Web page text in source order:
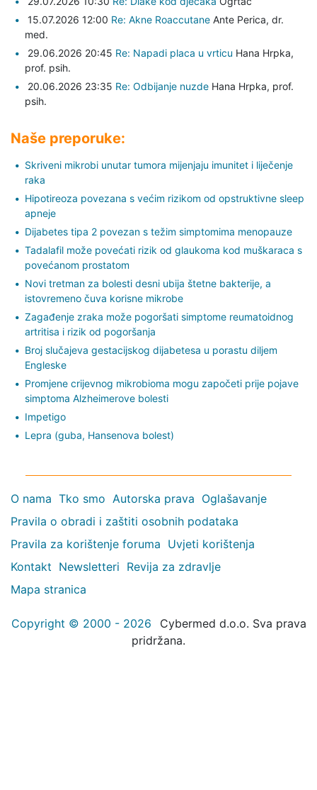
15.07.2026 12:00 Re: Akne Roaccutane Ante Perica, dr.
med.
29.06.2026 20:45 Re: Napadi placa u vrticu Hana Hrpka,
prof. psih.
20.06.2026 23:35 Re: Odbijanje nuzde Hana Hrpka, prof.
psih.
Naše preporuke:
Skriveni mikrobi unutar tumora mijenjaju imunitet i liječenje
raka
Hipotireoza povezana s većim rizikom od opstruktivne sleep
apneje
Dijabetes tipa 2 povezan s težim simptomima menopauze
Tadalafil može povećati rizik od glaukoma kod muškaraca s
povećanom prostatom
Novi tretman za bolesti desni ubija štetne bakterije, a
istovremeno čuva korisne mikrobe
Zagađenje zraka može pogoršati simptome reumatoidnog
artritisa i rizik od pogoršanja
Broj slučajeva gestacijskog dijabetesa u porastu diljem
Engleske
Promjene crijevnog mikrobioma mogu započeti prije pojave
simptoma Alzheimerove bolesti
Impetigo
Lepra (guba, Hansenova bolest)
O nama Tko smo Autorska prava Oglašavanje
Pravila o obradi i zaštiti osobnih podataka
Pravila za korištenje foruma Uvjeti korištenja
Kontakt Newsletteri Revija za zdravlje
Mapa stranica
Copyright © 2000 - 2026
Cybermed d.o.o. Sva prava
pridržana.